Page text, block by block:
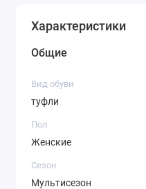
Характеристики
Общие
Вид обуви
туфли
Пол
Женские
Сезон
Мультисезон